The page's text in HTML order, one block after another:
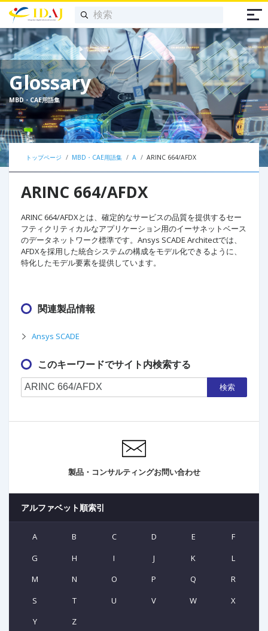
Glossary
MBD・CAE用語集
トップページ MBD・CAE用語集 A ARINC 664/AFDX
ARINC 664/AFDX
ARINC 664/AFDXとは、確定的なサービスの品質を提供するセー
フティクリティカルなアプリケーション用のイーサネットベース
のデータネットワーク標準です。Ansys SCADE Architectでは、
AFDXを採用した統合システムの構成をモデル化できるように、
特化したモデル要素を提供しています。
関連製品情報
Ansys SCADE
このキーワードでサイト内検索する
検索
製品・コンサルティングお問い合わせ
アルファベット順索引
A B C D E
F
G
H I J K
L
M
N O P Q
R
S
T U V W
X
Y
Z